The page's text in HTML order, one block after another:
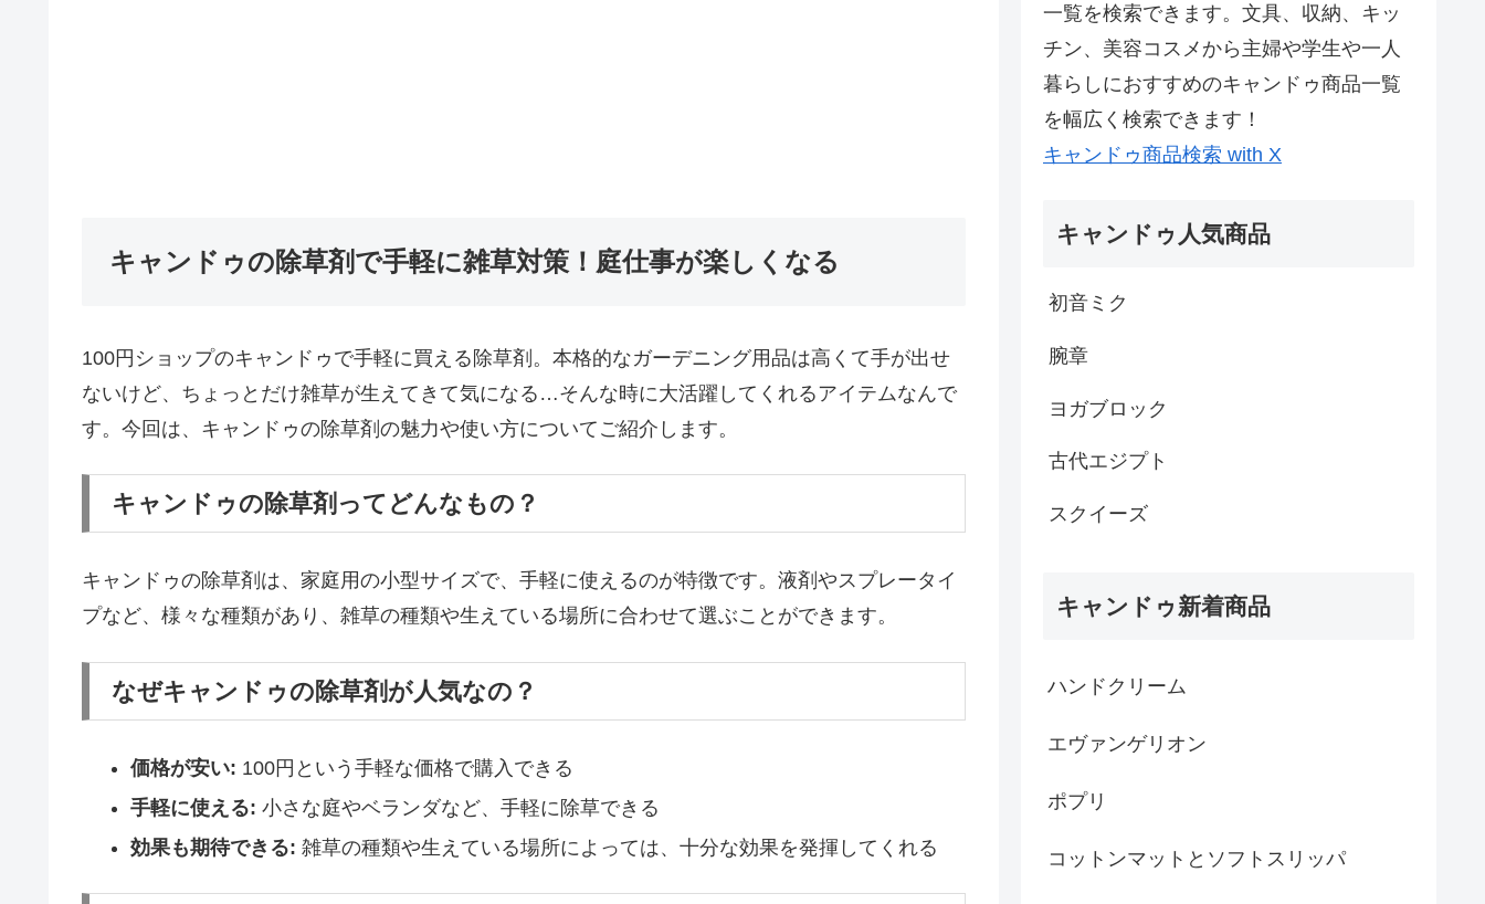
キャンドゥの除草剤で手軽に雑草対策！庭仕事が楽しくなる
100円ショップのキャンドゥで手軽に買える除草剤。本格的なガーデニング用品は高くて手が出せ
ないけど、ちょっとだけ雑草が生えてきて気になる…そんな時に大活躍してくれるアイテムなんで
す。今回は、キャンドゥの除草剤の魅力や使い方についてご紹介します。
キャンドゥの除草剤ってどんなもの？
キャンドゥの除草剤は、家庭用の小型サイズで、手軽に使えるのが特徴です。液剤やスプレータイ
プなど、様々な種類があり、雑草の種類や生えている場所に合わせて選ぶことができます。
なぜキャンドゥの除草剤が人気なの？
価格が安い: 100円という手軽な価格で購入できる
手軽に使える: 小さな庭やベランダなど、手軽に除草できる
効果も期待できる: 雑草の種類や生えている場所によっては、十分な効果を発揮してくれる
一覧を検索できます。文具、収納、キッ
チン、美容コスメから主婦や学生や一人
暮らしにおすすめのキャンドゥ商品一覧
を幅広く検索できます！
キャンドゥ商品検索 with X
キャンドゥ人気商品
初音ミク
腕章
ヨガブロック
古代エジプト
スクイーズ
キャンドゥ新着商品
ハンドクリーム
エヴァンゲリオン
ポプリ
コットンマットとソフトスリッパ